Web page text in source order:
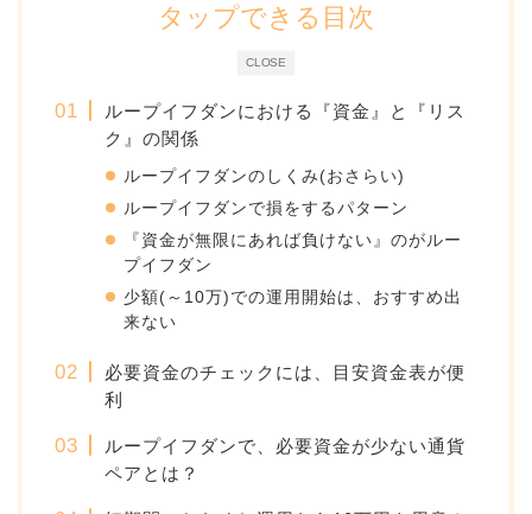
CLOSE
タップできる目次
ループイフダンにおける『資金』と『リス
ク』の関係
ループイフダンのしくみ(おさらい)
ループイフダンで損をするパターン
『資金が無限にあれば負けない』のがルー
プイフダン
少額(～10万)での運用開始は、おすすめ出
来ない
必要資金のチェックには、目安資金表が便
利
ループイフダンで、必要資金が少ない通貨
ペアとは？